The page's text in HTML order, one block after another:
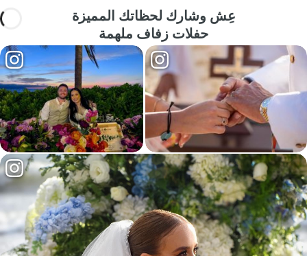
عِش وشارك لحظاتك المميزة
حفلات زفاف ملهمة